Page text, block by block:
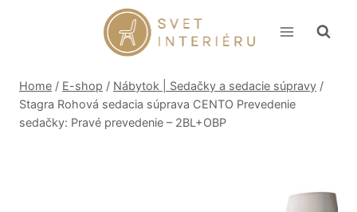
Home / E-shop / Nábytok | Sedačky a sedacie súpravy /
Stagra Rohová sedacia súprava CENTO Prevedenie
sedačky: Pravé prevedenie – 2BL+OBP